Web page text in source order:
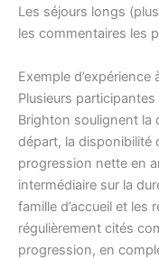
Les séjours longs
les commentaires les
Exemple d’expérience
Plusieurs
Brighton soulignent la
départ, la disponibilité
progression nette en
intermédiaire sur la
famille d’accueil et
régulièrement cités
progression, en